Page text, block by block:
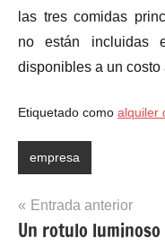
las tres comidas
no están
disponibles a un costo
Etiquetado como alquiler
empresa
Navegación
de
Entrada anterior
Un rotulo